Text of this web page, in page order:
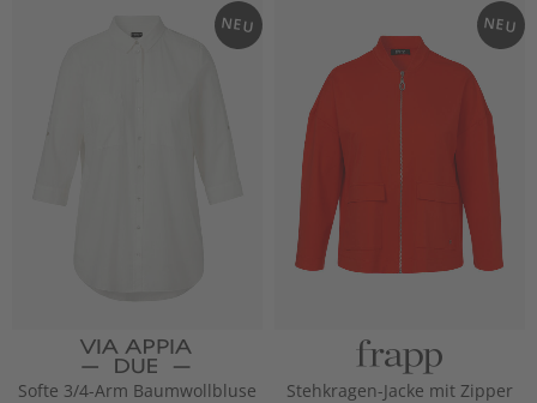
NEU
Softe 3/4-Arm Baumwollbluse
NEU
Stehkragen-Jacke mit Zipper